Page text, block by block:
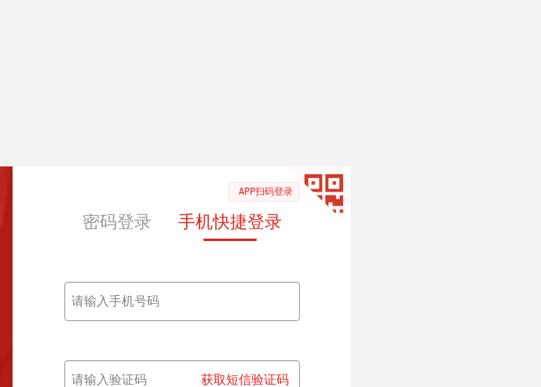
APP扫码登录
密码登录 手机快捷登录
获取短信验证码